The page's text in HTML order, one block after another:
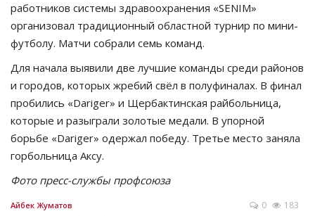
работников системы здравоохранения «SENIM»
организовал традиционный областной турнир по мини-
футболу. Матчи собрали семь команд.
Для начала выявили две лучшие команды среди районов
и городов, которых жребий свёл в полуфиналах. В финал
пробились «Dariger» и Щербактинская райбольница,
которые и разыграли золотые медали. В упорной
борьбе «Dariger» одержал победу. Третье место заняла
горбольница Аксу.
Фото пресс-службы профсоюза
Айбек Жуматов 0 183